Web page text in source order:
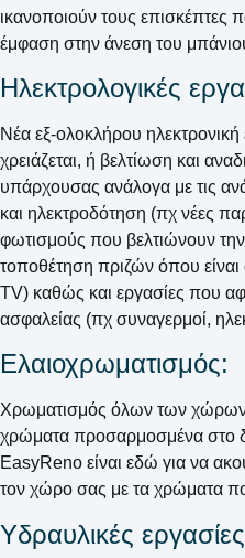
ικανοποιούν τους επισκέπτες
έμφαση στην άνεση του
Ηλεκτρολογικές
Νέα εξ-ολοκλήρου
χρειάζεται, ή βελτίωση και
υπάρχουσας ανάλογα με τις
και ηλεκτροδότηση (πχ νέες
φωτισμούς που βελτιώνουν την
τοποθέτηση πριζών όπου
TV) καθώς και εργασίες που
ασφαλείας (πχ συναγερμοί,
Ελαιοχρωματισμός:
Χρωματισμός όλων των χώρων
χρώματα προσαρμοσμένα στο
EasyReno είναι εδώ για να
τον χώρο σας με τα χρώματα
Υδραυλικές